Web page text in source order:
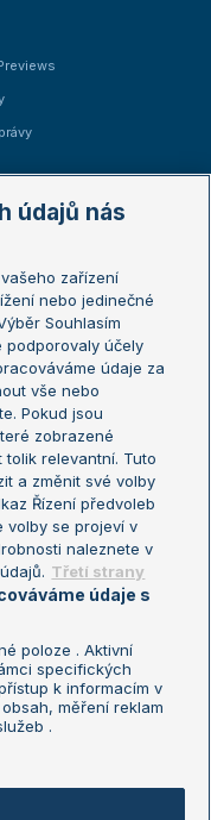
soukromí
zpracování osobních
údajů nás
zařízení
nebo jedinečné
Souhlasím
podporovaly účely
údaje za
vše nebo
Pokud jsou
zobrazené
relevantní. Tuto
a změnit své volby
Řízení předvoleb
volby se projeví v
naleznete v
Třetí strany
údaje s
poloze . Aktivní
specifických
k informacím v
měření reklam
.